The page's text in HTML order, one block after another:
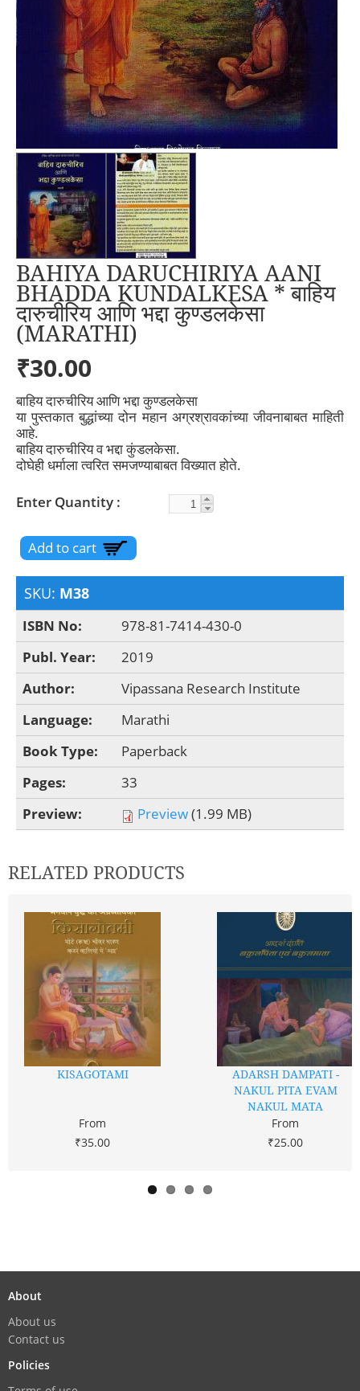
BAHIYA DARUCHIRIYA AANI
BHADDA KUNDALKESA * बाहिय
दारुचीरिय आणि भद्दा कुण्डलकेसा
(MARATHI)
₹30.00
बाहिय दारुचीरिय आणि भद्दा कुण्डलकेसा
या पुस्तकात बुद्धांच्या दोन महान अग्रश्रावकांच्या जीवनाबाबत माहिती
आहे.
बाहिय दारुचीरिय व भद्दा कुंडलकेसा.
दोघेही धर्माला त्वरित समजण्याबाबत विख्यात होते.
Enter Quantity
SKU: M38
ISBN No:
978-81-7414-430-0
Publ. Year:
2019
Author:
Vipassana Research Institute
Language:
Marathi
Book Type:
Paperback
Pages:
33
Preview:
Preview(1.99 MB)
RELATED PRODUCTS
KISAGOTAMI
From
₹35.00
ADARSH DAMPATI -
NAKUL PITA EVAM
NAKUL MATA
From
₹25.00
About
About us
Contact us
Policies